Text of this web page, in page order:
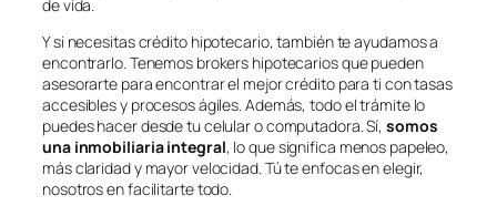
de vida.
Y si necesitas crédito hipotecario, también te ayudamos a
encontrarlo. Tenemos brokers hipotecarios que pueden
asesorarte para encontrar el mejor crédito para ti con tasas
accesibles y procesos ágiles. Además, todo el trámite lo
puedes hacer desde tu celular o computadora. Sí,somos
una inmobiliaria integral, lo que significa menos papeleo,
más claridad y mayor velocidad. Tú te enfocas en elegir,
nosotros en facilitarte todo.